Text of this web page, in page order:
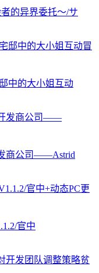
的异界委托～/サ
中的大小姐互动
商公司——Astrid
官中